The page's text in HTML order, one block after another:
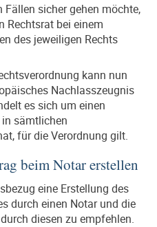
Fällen sicher gehen möchte,
Rechtsrat bei einem
des jeweiligen Rechts
kann nun
Nachlasszeugnis
es sich um einen
in sämtlichen
für die Verordnung gilt.
beim Notar erstellen
eine Erstellung des
durch einen Notar und die
diesen zu empfehlen.